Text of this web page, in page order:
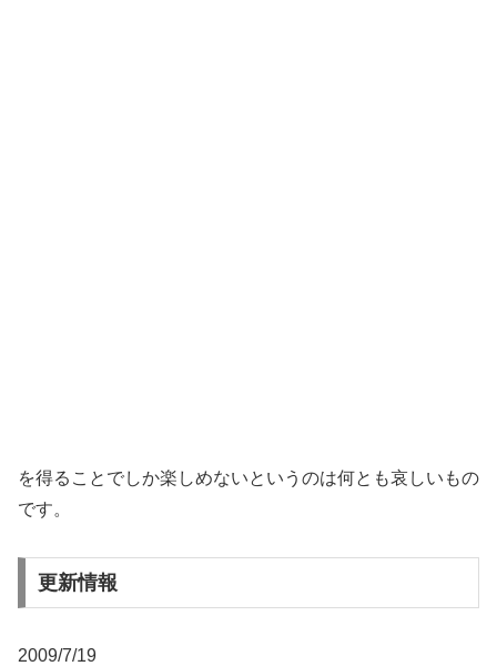
を得ることでしか楽しめないというのは何とも哀しいもの
です。
更新情報
2009/7/19